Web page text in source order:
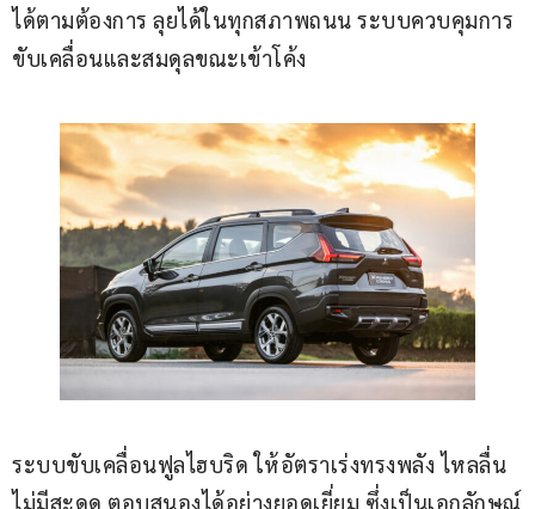
ได้ตามต้องการ ลุยได้ในทุกสภาพถนน ระบบควบคุมการ
ขับเคลื่อนและสมดุลขณะเข้าโค้ง
ระบบขับเคลื่อนฟูลไฮบริด ให้อัตราเร่งทรงพลัง ไหลลื่น
ไม่มีสะดุด ตอบสนองได้อย่างยอดเยี่ยม ซึ่งเป็นเอกลักษณ์